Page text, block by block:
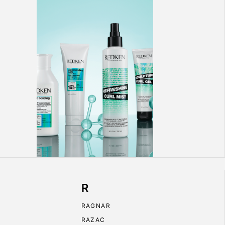
R
RAGNAR
RAZAC